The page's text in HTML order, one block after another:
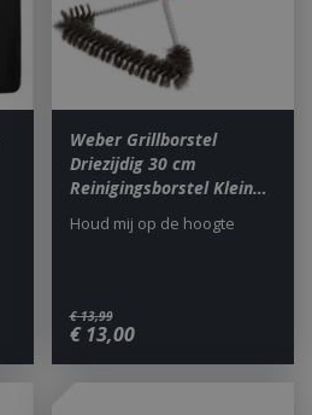
Weber Grillborstel
Driezijdig 30 cm
Reinigingsborstel Klein…
€ 13,99
€ 13,00
Houd mij op de hoogte